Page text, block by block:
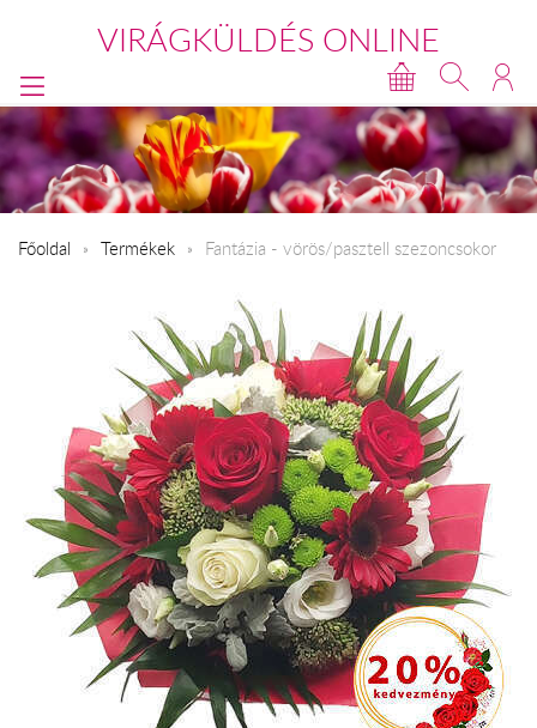
VIRÁGKÜLDÉS ONLINE
Főoldal Termékek Fantázia - vörös/pasztell szezoncsokor